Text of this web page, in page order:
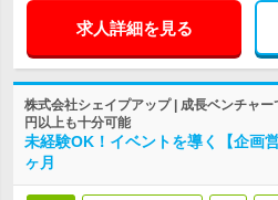
求人詳細を見る
株式会社シェイプアップ | 成長ベンチャ
円以上も十分可能
未経験OK！イベントを導く【企画
ヶ月